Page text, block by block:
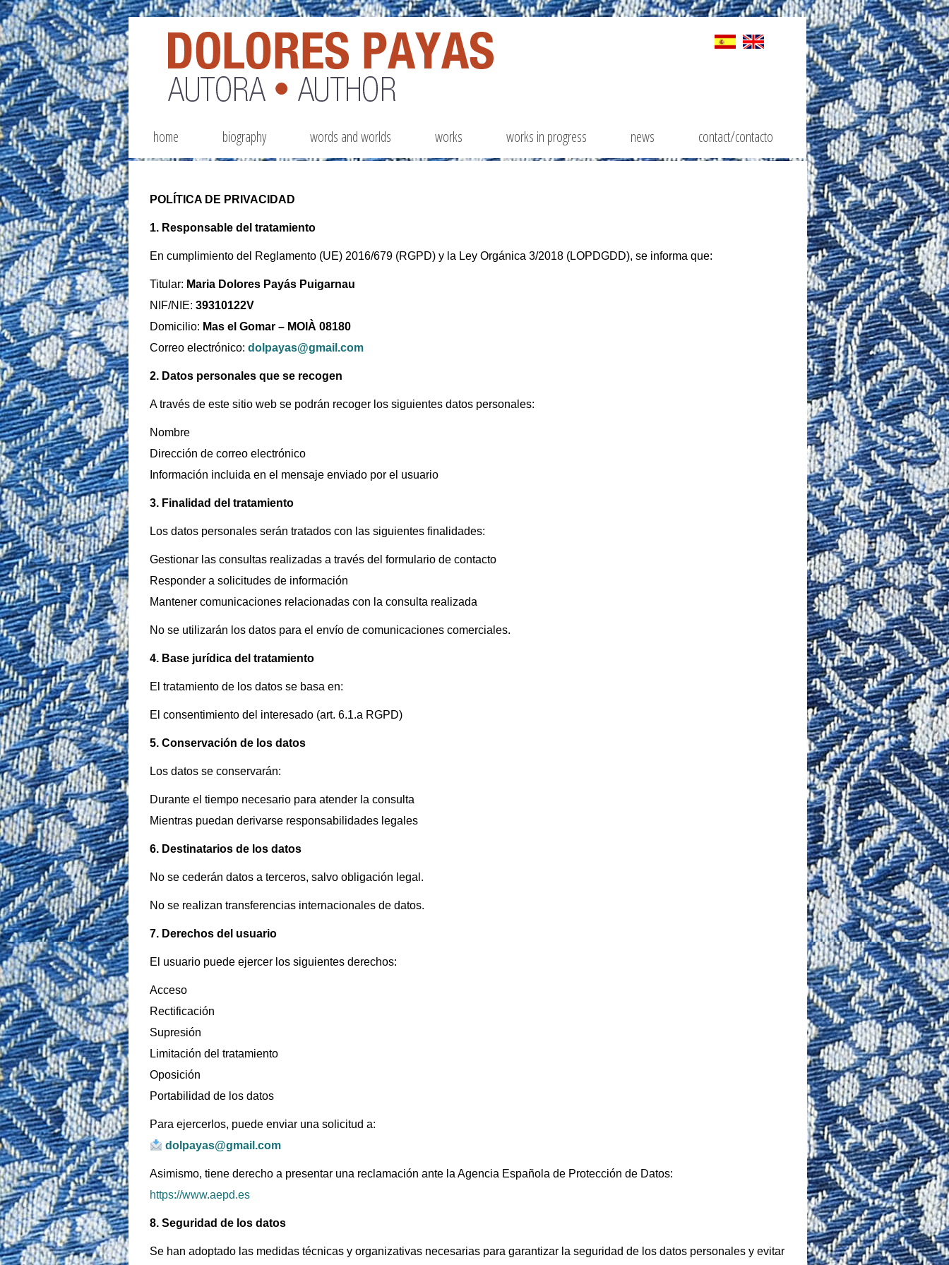
home biography words and worlds works works in progress news contact/contacto
POLÍTICA DE PRIVACIDAD
1. Responsable del tratamiento
En cumplimiento del Reglamento (UE) 2016/679 (RGPD) y la Ley Orgánica 3/2018 (LOPDGDD), se informa que:
Titular: Maria Dolores Payás Puigarnau
NIF/NIE: 39310122V
Domicilio: Mas el Gomar – MOIÀ 08180
Correo electrónico: dolpayas@gmail.com
2. Datos personales que se recogen
A través de este sitio web se podrán recoger los siguientes datos personales:
Nombre
Dirección de correo electrónico
Información incluida en el mensaje enviado por el usuario
3. Finalidad del tratamiento
Los datos personales serán tratados con las siguientes finalidades:
Gestionar las consultas realizadas a través del formulario de contacto
Responder a solicitudes de información
Mantener comunicaciones relacionadas con la consulta realizada
No se utilizarán los datos para el envío de comunicaciones comerciales.
4. Base jurídica del tratamiento
El tratamiento de los datos se basa en:
El consentimiento del interesado (art. 6.1.a RGPD)
5. Conservación de los datos
Los datos se conservarán:
Durante el tiempo necesario para atender la consulta
Mientras puedan derivarse responsabilidades legales
6. Destinatarios de los datos
No se cederán datos a terceros, salvo obligación legal.
No se realizan transferencias internacionales de datos.
7. Derechos del usuario
El usuario puede ejercer los siguientes derechos:
Acceso
Rectificación
Supresión
Limitación del tratamiento
Oposición
Portabilidad de los datos
Para ejercerlos, puede enviar una solicitud a:
dolpayas@gmail.com
Asimismo, tiene derecho a presentar una reclamación ante la Agencia Española de Protección de Datos:
https://www.aepd.es
8. Seguridad de los datos
Se han adoptado las medidas técnicas y organizativas necesarias para garantizar la seguridad de los datos personales y evitar